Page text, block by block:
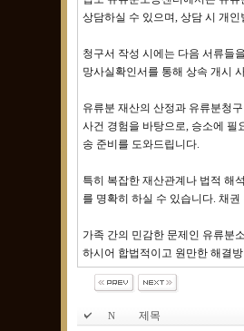
상담하실 수 있으며, 상담 시 개
청구서 작성 시에는 다음 서류들
망사실확인서를 통해 상속 개시
유류분 재산의 산정과 유류분청
사건 경험을 바탕으로, 승소에 필
송 준비를 도와드립니다.
특히 복잡한 재산관계나 법적 해
를 명확히 하실 수 있습니다. 채
가족 간의 민감한 문제인 유류분
하시어 합법적이고 원만한 해결
N 제목